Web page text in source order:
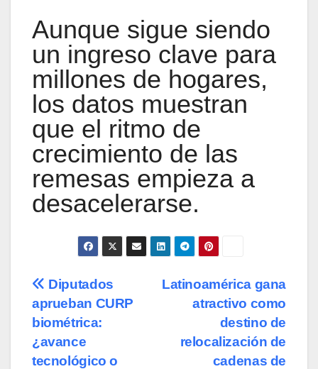
Aunque sigue siendo
un ingreso clave para
millones de hogares,
los datos muestran
que el ritmo de
crecimiento de las
remesas empieza a
desacelerarse.
Navegación
de
entradas
Latinoamérica gana
atractivo como
destino de
relocalización de
cadenas de
Diputados
aprueban CURP
biométrica:
¿avance
tecnológico o